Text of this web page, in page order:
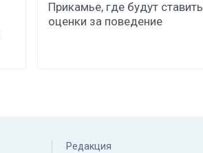
Прикамье, где будут ставить
оценки за поведение
Редакция